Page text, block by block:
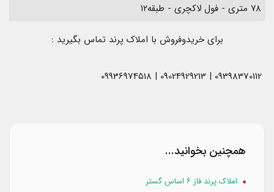
۷۸ متری - فول لاکچری - طبقه۱۲
برای خریدوفروش با املاک پرند تماس بگیرید :
همچنین بخوانید...
املاک پرند فاز ۶ اساس گستر